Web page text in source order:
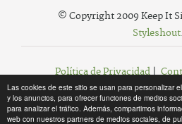
Las cookies de este sitio se usan para personalizar
y los anuncios, para ofrecer funciones de medios
para analizar el tráfico. Además, compartimos
web con nuestros partners de medios sociales, de
© Copyright 2009 Keep It
Styleshout.
Política de Privacidad|
Agregar a